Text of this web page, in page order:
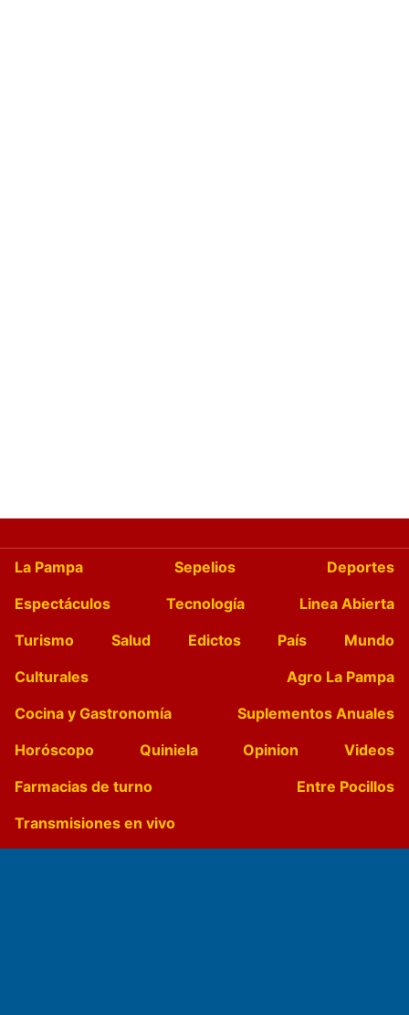
La Pampa Sepelios
Deportes
Espectáculos
Tecnología
Linea Abierta
Turismo
Salud Edictos País
Mundo
Culturales
Agro La Pampa
Cocina y Gastronomía
Suplementos Anuales
Horóscopo
Quiniela Opinion
Videos
Farmacias de turno
Entre Pocillos
Transmisiones en vivo